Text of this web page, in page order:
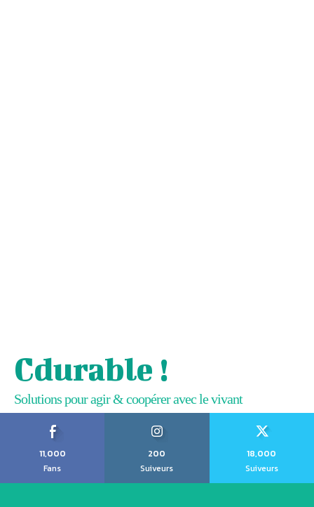
Cdurable !
Solutions pour agir & coopérer avec le vivant
11,000
Fans
200
Suiveurs
18,000
Suiveurs